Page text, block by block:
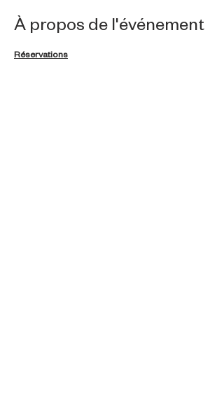
À propos de l'événement
Réservations